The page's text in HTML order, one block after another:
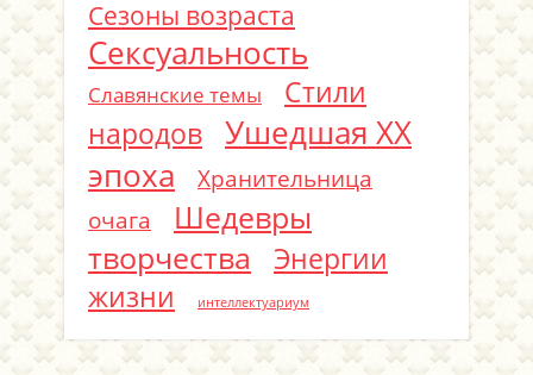
Сезоны возраста
Сексуальность
Славянские темы
Стили
народов
Ушедшая ХХ
эпоха
Хранительница
очага
Шедевры
творчества
Энергии
жизни
интеллектуариум